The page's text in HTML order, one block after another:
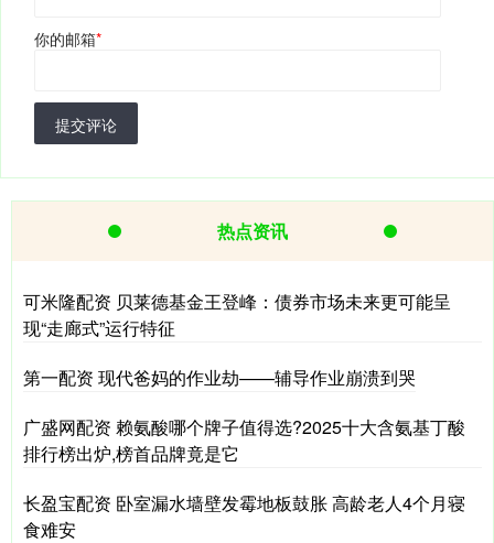
你的邮箱*
提交评论
热点资讯
可米隆配资 贝莱德基金王登峰：债券市场未来更可能呈
现“走廊式”运行特征
第一配资 现代爸妈的作业劫——辅导作业崩溃到哭
广盛网配资 赖氨酸哪个牌子值得选?2025十大含氨基丁酸
排行榜出炉,榜首品牌竟是它
长盈宝配资 卧室漏水墙壁发霉地板鼓胀 高龄老人4个月寝
食难安